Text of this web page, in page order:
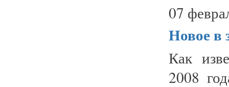
07
Новое в
Как
2008